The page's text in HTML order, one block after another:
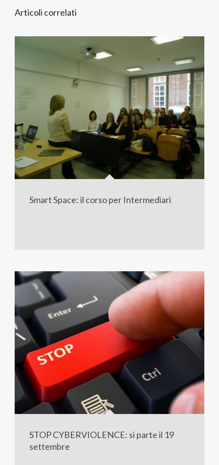
Articoli correlati
Smart Space: il corso per Intermediari
STOP CYBERVIOLENCE: si parte il 19
settembre